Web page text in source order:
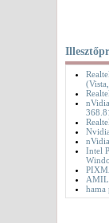
Intel
hama